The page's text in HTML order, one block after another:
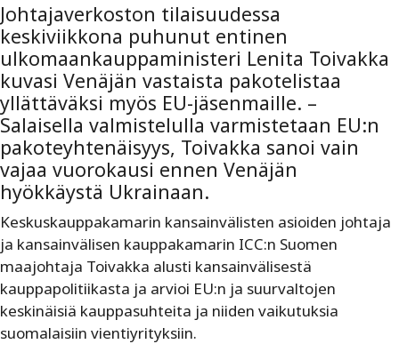
Johtajaverkoston tilaisuudessa
keskiviikkona puhunut entinen
ulkomaankauppaministeri Lenita Toivakka
kuvasi Venäjän vastaista pakotelistaa
yllättäväksi myös EU-jäsenmaille. –
Salaisella valmistelulla varmistetaan EU:n
pakoteyhtenäisyys, Toivakka sanoi vain
vajaa vuorokausi ennen Venäjän
hyökkäystä Ukrainaan.
Keskuskauppakamarin kansainvälisten asioiden johtaja
ja kansainvälisen kauppakamarin ICC:n Suomen
maajohtaja Toivakka alusti kansainvälisestä
kauppapolitiikasta ja arvioi EU:n ja suurvaltojen
keskinäisiä kauppasuhteita ja niiden vaikutuksia
suomalaisiin vientiyrityksiin.